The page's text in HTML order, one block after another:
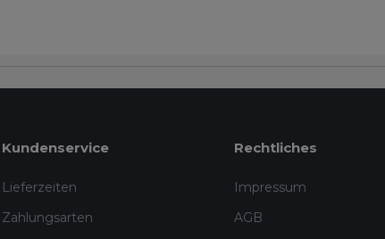
Kundenservice
Lieferzeiten
Zahlungsarten
Rechtliches
Impressum
AGB